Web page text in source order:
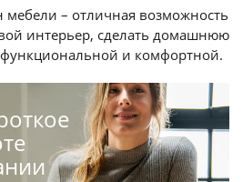
мебели – отличная возможность
интерьер, сделать домашнюю
функциональной и комфортной.